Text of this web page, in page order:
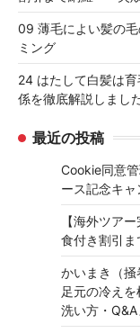
09 薄毛によい髪の
ミング
24 はたして白髪は
係を徹底解説しまし
最近の投稿
Cookie同意
ース記念キャ
【海外ツア
食付き割引
かいまき（掻
足元の冷え
洗い方・